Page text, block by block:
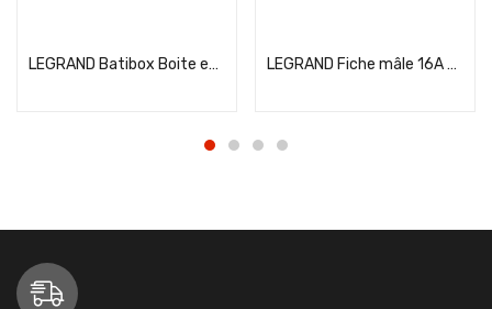
LEGRAND Batibox Boite encastrement simple multimatériaux D67 P40 – 080101 LEGRAND Fiche mâle 16A étanche en caoutchouc avec terre noir – 050445